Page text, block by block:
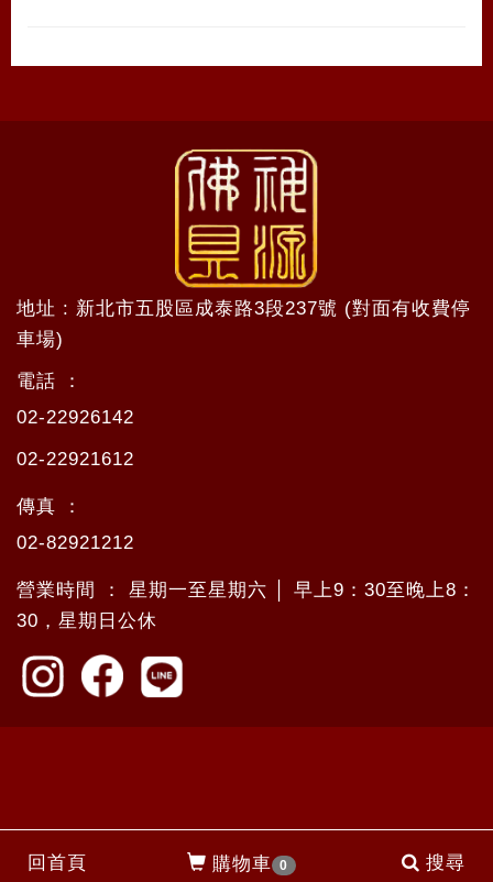
回首頁 購物車 0 搜尋
地址 : 新北市五股區成泰路3段237號 (對面有收費停
車場)
電話 ：
02-22926142
02-22921612
傳真 ：
02-82921212
營業時間 ： 星期一至星期六 │ 早上9：30至晚上8：
30，星期日公休